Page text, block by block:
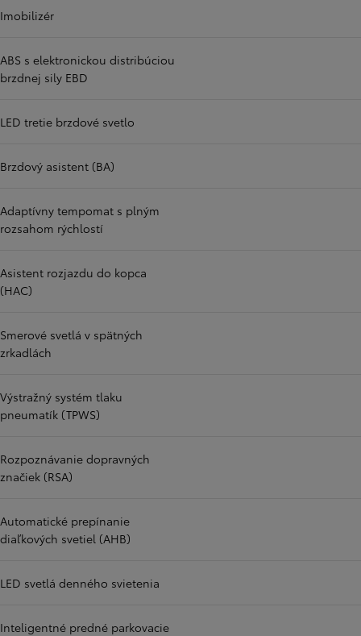
Imobilizér
ABS s elektronickou distribúciou
brzdnej sily EBD
LED tretie brzdové svetlo
Brzdový asistent (BA)
Adaptívny tempomat s plným
rozsahom rýchlostí
Asistent rozjazdu do kopca
(HAC)
Smerové svetlá v spätných
zrkadlách
Výstražný systém tlaku
pneumatík (TPWS)
Rozpoznávanie dopravných
značiek (RSA)
Automatické prepínanie
diaľkových svetiel (AHB)
LED svetlá denného svietenia
Inteligentné predné parkovacie